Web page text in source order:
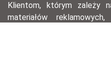
Klientom, którym zależy
materiałów